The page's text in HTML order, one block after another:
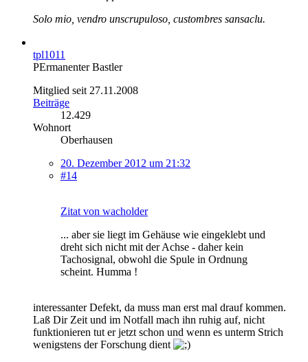
Solo mio, vendro unscrupuloso, custombres sansaclu.
tpl1011
PErmanenter Bastler
Mitglied seit 27.11.2008
Beiträge
12.429
Wohnort
Oberhausen
20. Dezember 2012 um 21:32
#14
Zitat von wacholder
... aber sie liegt im Gehäuse wie eingeklebt und
dreht sich nicht mit der Achse - daher kein
Tachosignal, obwohl die Spule in Ordnung
scheint. Humma !
interessanter Defekt, da muss man erst mal drauf kommen.
Laß Dir Zeit und im Notfall mach ihn ruhig auf, nicht
funktionieren tut er jetzt schon und wenn es unterm Strich
wenigstens der Forschung dient